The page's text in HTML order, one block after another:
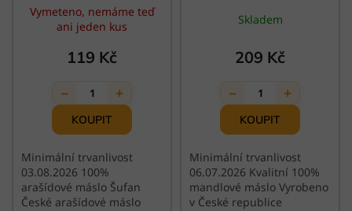
Vymeteno, nemáme teď
ani jeden kus
119 Kč
− 1 +
Minimální trvanlivost
03.08.2026 100%
arašídové máslo Šufan
České arašídové máslo
Skladem
209 Kč
− 1 +
Minimální trvanlivost
06.07.2026 Kvalitní 100%
mandlové máslo Vyrobeno
v České republice